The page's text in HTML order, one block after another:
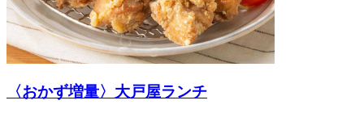
〈おかず増量〉大戸屋ランチ